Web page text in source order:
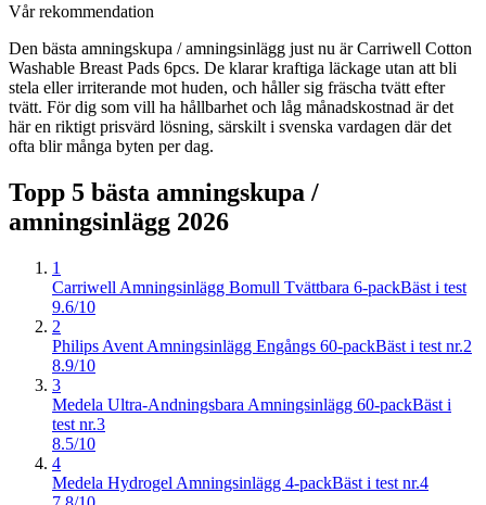
Vår rekommendation
Den bästa amningskupa / amningsinlägg just nu är Carriwell Cotton
Washable Breast Pads 6pcs. De klarar kraftiga läckage utan att bli
stela eller irriterande mot huden, och håller sig fräscha tvätt efter
tvätt. För dig som vill ha hållbarhet och låg månadskostnad är det
här en riktigt prisvärd lösning, särskilt i svenska vardagen där det
ofta blir många byten per dag.
Topp 5 bästa amningskupa /
amningsinlägg 2026
1
Carriwell Amningsinlägg Bomull Tvättbara 6-packBäst i test
9.6/10
2
Philips Avent Amningsinlägg Engångs 60-packBäst i test nr.2
8.9/10
3
Medela Ultra-Andningsbara Amningsinlägg 60-packBäst i
test nr.3
8.5/10
4
Medela Hydrogel Amningsinlägg 4-packBäst i test nr.4